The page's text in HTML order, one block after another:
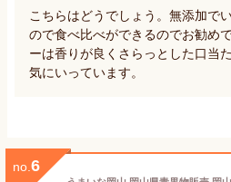
こちらはどうでしょう。無添加で
ので食べ比べができるのでお勧め
ーは香りが良くさらっとした口当
気にいっています。
no. 6